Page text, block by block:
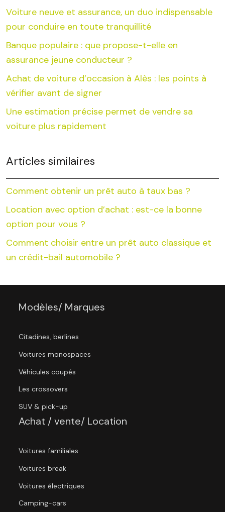
Voiture neuve et assurance, un duo indispensable
pour conduire en toute tranquillité
Banque populaire : que propose-t-elle en
assurance jeune conducteur ?
Achat de voiture d’occasion à Alès : les points à
vérifier avant de signer
Une estimation précise permet de vendre sa
voiture plus rapidement
Articles similaires
Comment obtenir un prêt auto à taux bas ?
Location avec option d’achat : est-ce la bonne
option pour vous ?
Comment choisir entre un prêt auto classique et
un crédit-bail automobile ?
Modèles/ Marques
Citadines, berlines
Voitures monospaces
Véhicules coupés
Les crossovers
SUV & pick-up
Achat / vente/ Location
Voitures familiales
Voitures break
Voitures électriques
Camping-cars